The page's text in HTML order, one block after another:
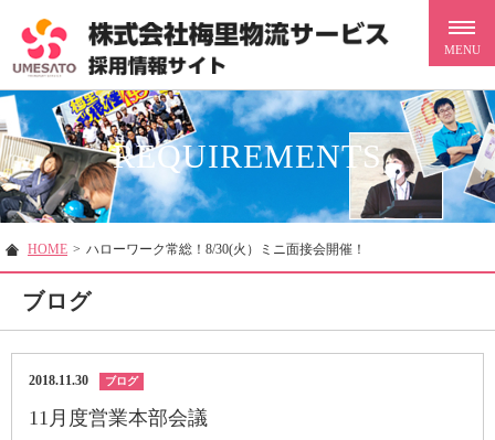
REQUIREMENTS
HOME > ハローワーク常総！8/30(火）ミニ面接会開催！
ブログ
2018.11.30 ブログ
11月度営業本部会議